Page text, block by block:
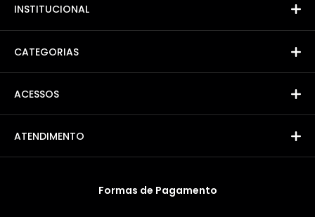
INSTITUCIONAL
CATEGORIAS
ACESSOS
ATENDIMENTO
Formas de Pagamento